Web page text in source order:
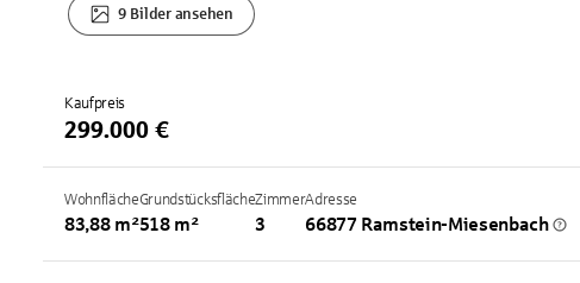
9 Bilder ansehen
Kaufpreis
299.000 €
Wohnfläche
83,88 m²
Grundstücksfläche
518 m²
Zimmer
3
Adresse
66877 Ramstein-Miesenbach